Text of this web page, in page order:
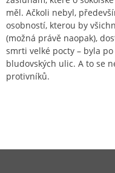
měl. Ačkoli nebyl,
osobností, kterou by
(možná právě naopak),
smrti velké pocty – byla
bludovských ulic. A to se
protivníků.